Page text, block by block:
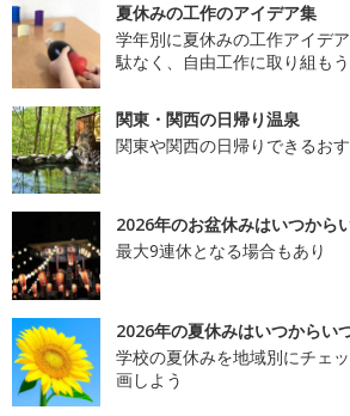
夏休みの工作のアイデア集
学年別に夏休みの工作アイデ
駄なく、自由工作に取り組もう
関東・関西の日帰り温泉
関東や関西の日帰りできるお
2026年のお盆休みはいつから
最大9連休となる場合もあり
2026年の夏休みはいつからい
学校の夏休みを地域別にチェ
画しよう